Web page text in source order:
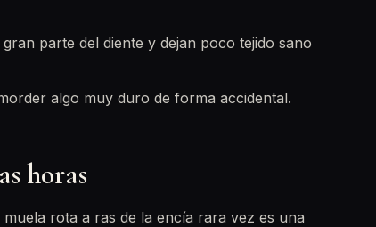
parte del diente y dejan poco tejido sano
algo muy duro de forma accidental.
horas
rota a ras de la encía rara vez es una